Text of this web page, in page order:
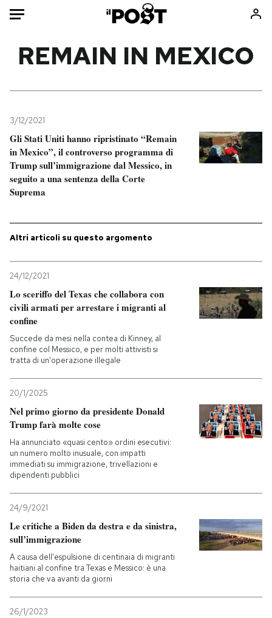
Mondo
Politica
Tecnologia
Internet
Scienza
Economia
Sport
Consumismi
Storie/Idee
Ok Boomer!
Altrecose
PODCAST
NEWSLETTER
I MIEI PREFERITI
SHOP
CALENDARIO
AREA PERSONALE
Entra
REMAIN IN MEXICO
3/12/2021
Gli Stati Uniti hanno ripristinato “Remain
in Mexico”, il controverso programma di
Trump sull’immigrazione dal Messico, in
seguito a una sentenza della Corte
Suprema
Altri articoli su questo argomento
24/12/2021
Lo sceriffo del Texas che collabora con
civili armati per arrestare i migranti al
confine
Succede da mesi nella contea di Kinney, al
confine col Messico, e per molti attivisti si
tratta di un'operazione illegale
20/1/2025
Nel primo giorno da presidente Donald
Trump farà molte cose
Ha annunciato «quasi cento» ordini esecutivi:
un numero molto inusuale, con impatti
immediati su immigrazione, trivellazioni e
dipendenti pubblici
24/9/2021
Le critiche a Biden da destra e da sinistra,
sull’immigrazione
A causa dell'espulsione di centinaia di migranti
haitiani al confine tra Texas e Messico: è una
storia che va avanti da giorni
26/1/2023